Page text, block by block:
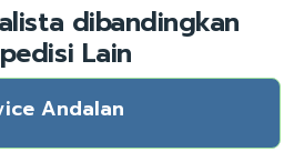
dibandingkan
Lain
Andalan